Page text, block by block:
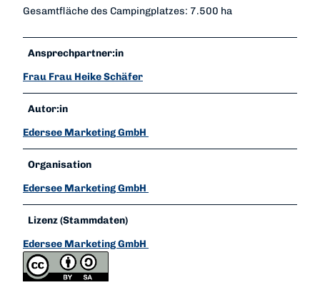
Gesamtfläche des Campingplatzes: 7.500 ha
Ansprechpartner:in
Frau Frau Heike Schäfer
Autor:in
Edersee Marketing GmbH
Organisation
Edersee Marketing GmbH
Lizenz (Stammdaten)
Edersee Marketing GmbH